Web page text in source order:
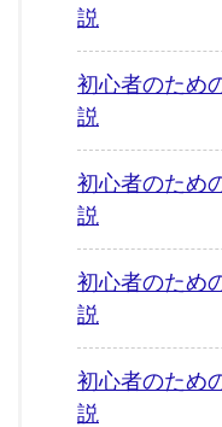
説
初心者のた
説
初心者のた
説
初心者のた
説
初心者のた
説